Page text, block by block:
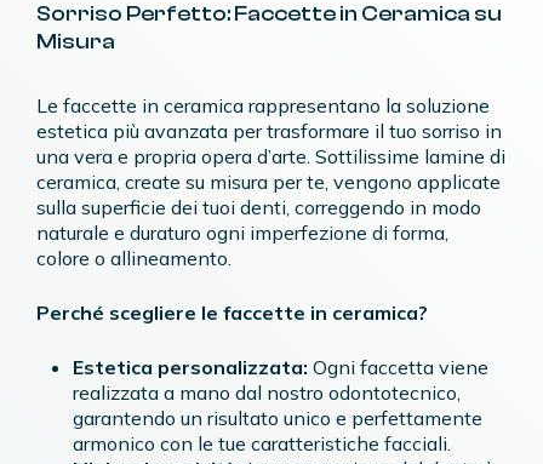
Sorriso Perfetto:Faccettein Ceramica su
Misura
Le faccette in ceramica rappresentano la soluzione
estetica più avanzata per trasformare il tuo sorriso in
una vera e propria opera d’arte. Sottilissime lamine di
ceramica, create su misura per te, vengono applicate
sulla superficie dei tuoi denti, correggendo in modo
naturale e duraturo ogni imperfezione di forma,
colore o allineamento.
Perché scegliere le faccette in ceramica?
Estetica personalizzata: Ogni faccetta viene
realizzata a mano dal nostro odontotecnico,
garantendo un risultato unico e perfettamente
armonico con le tue caratteristiche facciali.